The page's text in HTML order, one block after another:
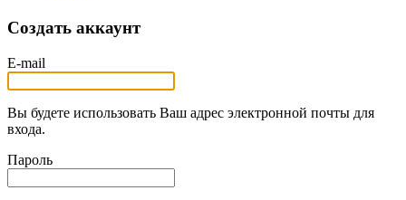
Создать аккаунт
E-mail
Вы будете использовать Ваш адрес электронной почты для
входа.
Пароль